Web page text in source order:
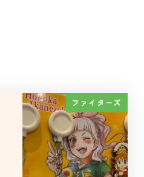
ファイターズ